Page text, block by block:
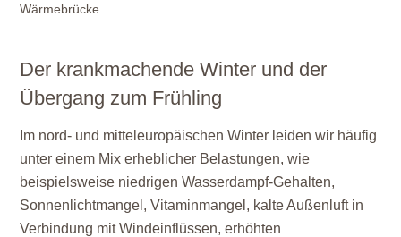
Wärmebrücke.
Der krankmachende Winter und der
Übergang zum Frühling
Im nord- und mitteleuropäischen Winter leiden wir häufig
unter einem Mix erheblicher Belastungen, wie
beispielsweise niedrigen Wasserdampf-Gehalten,
Sonnenlichtmangel, Vitaminmangel, kalte Außenluft in
Verbindung mit Windeinflüssen, erhöhten